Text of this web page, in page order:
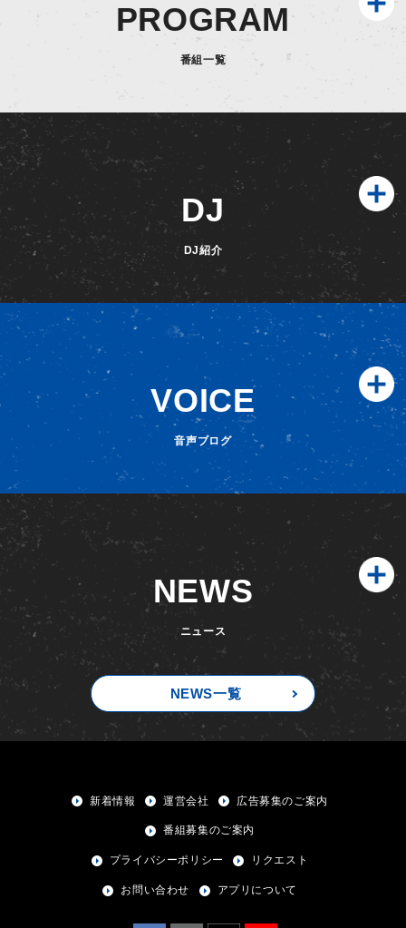
PROGRAM
番組一覧
DJ
DJ紹介
VOICE
音声ブログ
NEWS
ニュース
NEWS一覧
新着情報 運営会社 広告募集のご案内
番組募集のご案内
プライバシーポリシー リクエスト
お問い合わせ アプリについて